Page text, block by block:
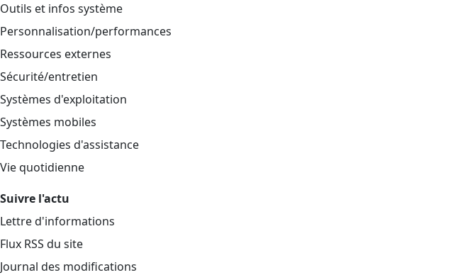
Outils et infos système
Personnalisation/performances
Ressources externes
Sécurité/entretien
Systèmes d'exploitation
Systèmes mobiles
Technologies d'assistance
Vie quotidienne
Suivre l'actu
Lettre d'informations
Flux RSS du site
Journal des modifications